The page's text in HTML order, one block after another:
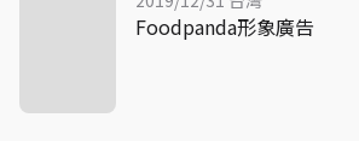
Foodpanda形象廣告